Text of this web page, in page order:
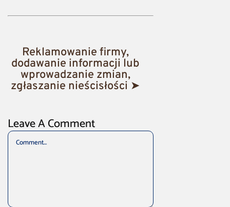
Reklamowanie firmy,
dodawanie informacji lub
wprowadzanie zmian,
zgłaszanie nieścisłości ➤
Leave A Comment
Comment